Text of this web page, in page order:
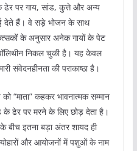
पर गाय, सांड, कुत्ते और अन्य
देते हैं। वे सड़े भोजन के साथ
के अनुसार अनेक गायों के पेट
निकल चुकी है। यह केवल
संवेदनहीनता की पराकाष्ठा है।
“माता” कहकर भावनात्मक सम्मान
ढेर पर मरने के लिए छोड़ देता है।
बीच इतना बड़ा अंतर शायद ही
और आयोजनों में पशुओं के नाम